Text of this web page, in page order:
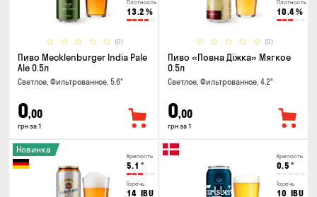
Плотность
13.2 %
(0)
Пиво Mecklenburger India Pale
Ale 0.5л
Светлое, Фильтрованное, 5.6°
0,00
грн за 1
Плотность
10.4%
(0)
Пиво «Повна Діжка» Мягкое
0.5л
Светлое, Фильтрованное, 4.2°
0,00
грн за 1
Крепость
5.1 °
Горечь
14 IBU
Новинка
Крепость
0.5 °
Горечь
10 IBU